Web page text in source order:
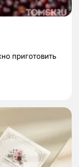
приготовить